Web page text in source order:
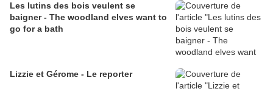
Les lutins des bois veulent se
baigner - The woodland elves want to
go for a bath
Lizzie et Gérome - Le reporter